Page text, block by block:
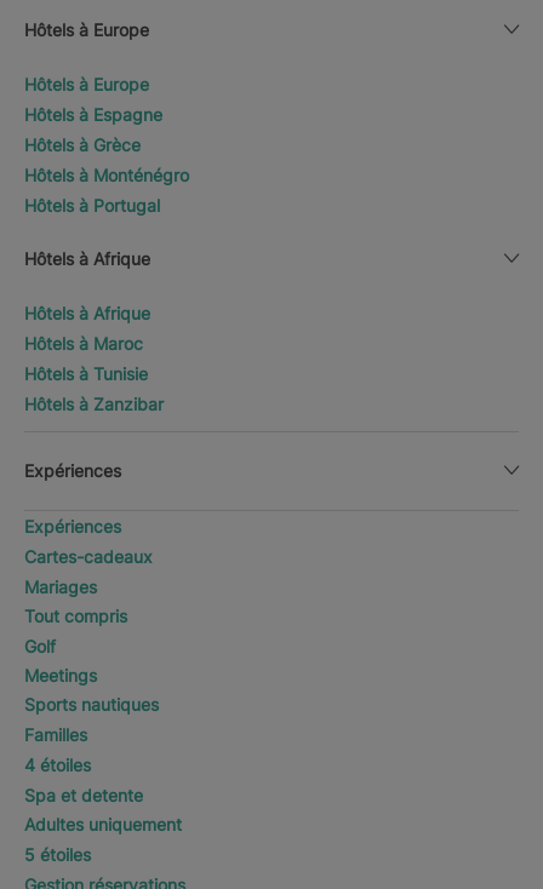
Hôtels à Europe
Hôtels à Europe
Hôtels à Espagne
Hôtels à Grèce
Hôtels à Monténégro
Hôtels à Portugal
Hôtels à Afrique
Hôtels à Afrique
Hôtels à Maroc
Hôtels à Tunisie
Hôtels à Zanzibar
Expériences
Expériences
Cartes-cadeaux
Mariages
Tout compris
Golf
Meetings
Sports nautiques
Familles
4 étoiles
Spa et detente
Adultes uniquement
5 étoiles
Gestion réservations